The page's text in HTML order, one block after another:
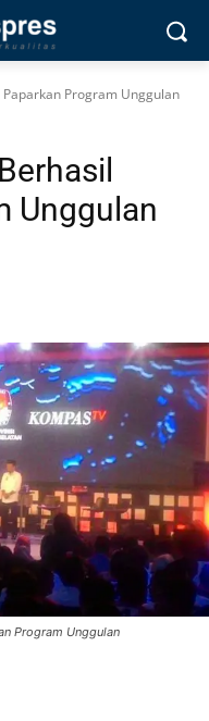
Program Unggulan
Unggulan
Program Unggulan